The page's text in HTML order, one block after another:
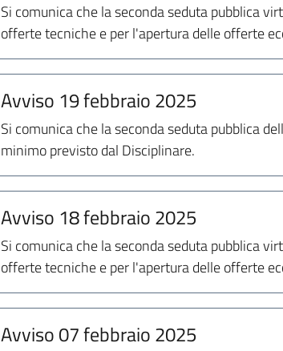
Si comunica che la seconda seduta pubblica
offerte tecniche e per l'apertura delle offerte
Avviso 19 febbraio 2025
Si comunica che la seconda seduta pubblica
minimo previsto dal Disciplinare.
Avviso 18 febbraio 2025
Si comunica che la seconda seduta pubblica
offerte tecniche e per l'apertura delle offerte
Avviso07 febbraio 2025